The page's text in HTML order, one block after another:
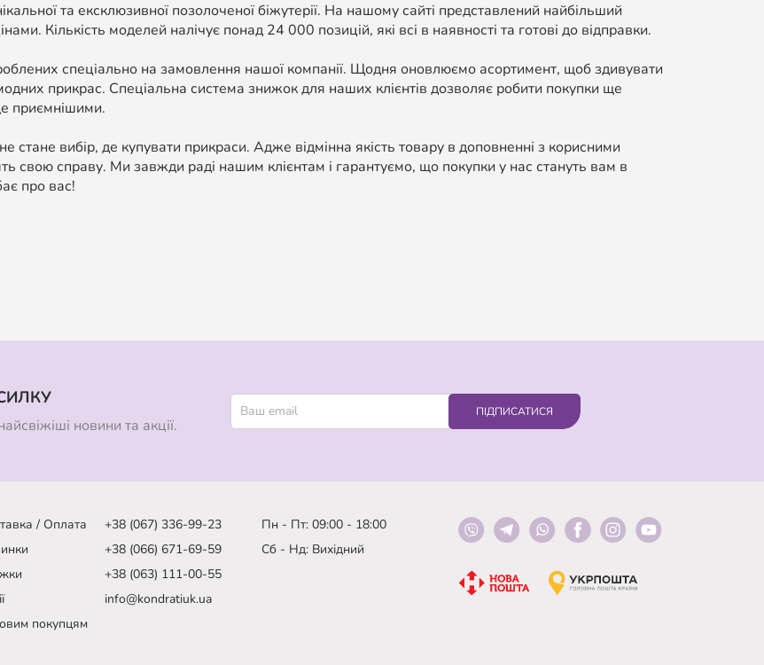
та ексклюзивної позолоченої біжутерії. На нашому сайті представлений найбільший
Кількість моделей налічує понад 24 000 позицій, які всі в наявності та готові до відправки.
спеціально на замовлення нашої компанії. Щодня оновлюємо асортимент, щоб здивувати
прикрас. Спеціальна система знижок для наших клієнтів дозволяє робити покупки ще
приємнішими.
вибір, де купувати прикраси. Адже відмінна якість товару в доповненні з корисними
свою справу. Ми завжди раді нашим клієнтам і гарантуємо, що покупки у нас стануть вам в
про вас!
новини та акції.
ПІДПИСАТИСЯ
/ Оплата
покупцям
+38 (067) 336-99-23
+38 (066) 671-69-59
+38 (063) 111-00-55
info@kondratiuk.ua
Пн - Пт: 09:00 - 18:00
Сб - Нд: Вихідний